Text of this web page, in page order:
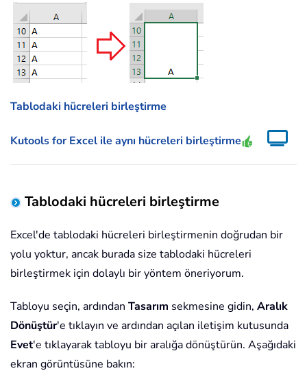
Tablodaki hücreleri birleştirme
Kutools for Excel ile aynı hücreleri birleştirme
Tablodaki hücreleri birleştirme
Excel'de tablodaki hücreleri birleştirmenin doğrudan bir
yolu yoktur, ancak burada size tablodaki hücreleri
birleştirmek için dolaylı bir yöntem öneriyorum.
Tabloyu seçin, ardından Tasarım sekmesine gidin, Aralık
Dönüştür'e tıklayın ve ardından açılan iletişim kutusunda
Evet'e tıklayarak tabloyu bir aralığa dönüştürün. Aşağıdaki
ekran görüntüsüne bakın: